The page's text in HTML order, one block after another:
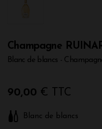
Champagne
Blanc de blancs -
90,00 € TTC
Blanc de blancs